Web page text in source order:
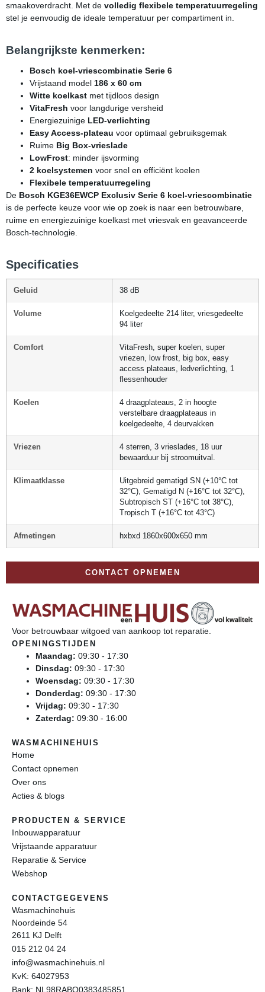
smaakoverdracht. Met de volledig flexibele temperatuurregeling
stel je eenvoudig de ideale temperatuur per compartiment in.
Belangrijkste kenmerken:
Bosch koel-vriescombinatie Serie 6
Vrijstaand model 186 x 60 cm
Witte koelkast met tijdloos design
VitaFresh voor langdurige versheid
Energiezuinige LED-verlichting
Easy Access-plateau voor optimaal gebruiksgemak
Ruime Big Box-vrieslade
LowFrost: minder ijsvorming
2 koelsystemen voor snel en efficiënt koelen
Flexibele temperatuurregeling
De Bosch KGE36EWCP Exclusiv Serie 6 koel-vriescombinatie
is de perfecte keuze voor wie op zoek is naar een betrouwbare,
ruime en energiezuinige koelkast met vriesvak en geavanceerde
Bosch-technologie.
Specificaties
Geluid 38 dB
Volume
Koelgedeelte 214 liter, vriesgedeelte
94 liter
Comfort
VitaFresh, super koelen, super
vriezen, low frost, big box, easy
access plateaus, ledverlichting, 1
flessenhouder
Koelen
4 draagplateaus, 2 in hoogte
verstelbare draagplateaus in
koelgedeelte, 4 deurvakken
Vriezen
4 sterren, 3 vrieslades, 18 uur
bewaarduur bij stroomuitval.
Klimaatklasse
Uitgebreid gematigd SN (+10°C tot
32°C), Gematigd N (+16°C tot 32°C),
Subtropisch ST (+16°C tot 38°C),
Tropisch T (+16°C tot 43°C)
Afmetingen hxbxd 1860x600x650 mm
CONTACT OPNEMEN
Voor betrouwbaar witgoed van aankoop tot reparatie.
OPENINGSTIJDEN
Maandag: 09:30 - 17:30
Dinsdag: 09:30 - 17:30
Woensdag: 09:30 - 17:30
Donderdag: 09:30 - 17:30
Vrijdag: 09:30 - 17:30
Zaterdag: 09:30 - 16:00
WASMACHINEHUIS
Home
Contact opnemen
Over ons
Acties & blogs
PRODUCTEN & SERVICE
Inbouwapparatuur
Vrijstaande apparatuur
Reparatie & Service
Webshop
CONTACTGEGEVENS
Wasmachinehuis
Noordeinde 54
2611 KJ Delft
015 212 04 24
info@wasmachinehuis.nl
KvK: 64027953
Bank: NL98RABO0383485851